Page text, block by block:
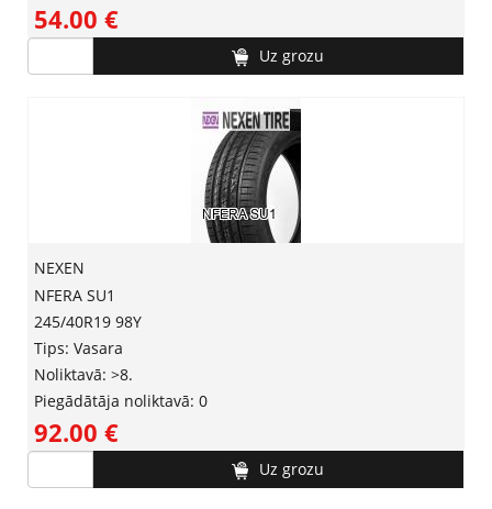
54.00 ‎€
Uz grozu
NEXEN
NFERA SU1
245/40R19 98Y
Tips: Vasara
Noliktavā: >8.
Piegādātāja noliktavā: 0
92.00 ‎€
Uz grozu